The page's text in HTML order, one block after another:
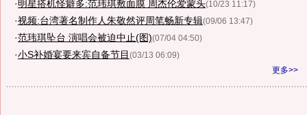
·明星搭机怪癖多:范玮琪敷面膜 周杰伦爱蒙头(10/23 11:17)
·视频:台湾著名制作人朱敬然评周笔畅新专辑(09/06 13:47)
·范玮琪坠台 演唱会被迫中止(图)(07/04 04:50)
·小S补婚宴要来宾自备节目 (03/13 06:09)
更多>>